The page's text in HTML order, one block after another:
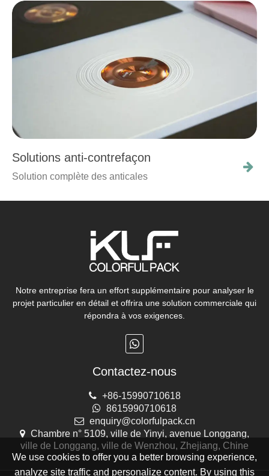
Solutions anti-contrefaçon
Solution complète des anticales
Notre entreprise fera un effort supplémentaire pour analyser le
projet particulier en détail et offrira une solution commerciale qui
répondra à vos exigences.
Contactez-nous
+86-15990710618
8615990710618
enquiry@colorfulpack.cn
Chambre n° 5109, ville de Yinyi, avenue Longgang,
ville de Longgang, ville de Wenzhou, Zhejiang, Chine
We use cookies to offer you a better browsing experience,
analyze site traffic and personalize content. By using this